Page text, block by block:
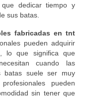
dedicar tiempo y
sus batas.
fabricadas en tnt
pueden adquirir
lo que significa que
cuando las
batas suele ser muy
pueden
sin tener que